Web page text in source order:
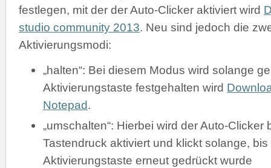
festlegen, mit der der Auto-Clicker aktiviert wird
studio community 2013. Neu sind jedoch die
Aktivierungsmodi:
„halten“: Bei diesem Modus wird solange
Aktivierungstaste festgehalten wird
Notepad.
„umschalten“: Hierbei wird der Auto-Clicker
Tastendruck aktiviert und klickt solange, bis
Aktivierungstaste erneut gedrückt wurde